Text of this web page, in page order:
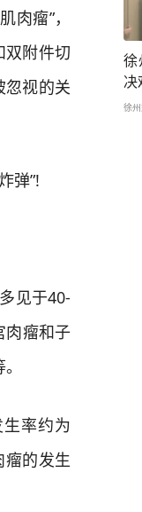
瘤”，
双附件切
忽视的关
弹”!
见于40-
肉瘤和子
率约为
的发生
徐
决
徐